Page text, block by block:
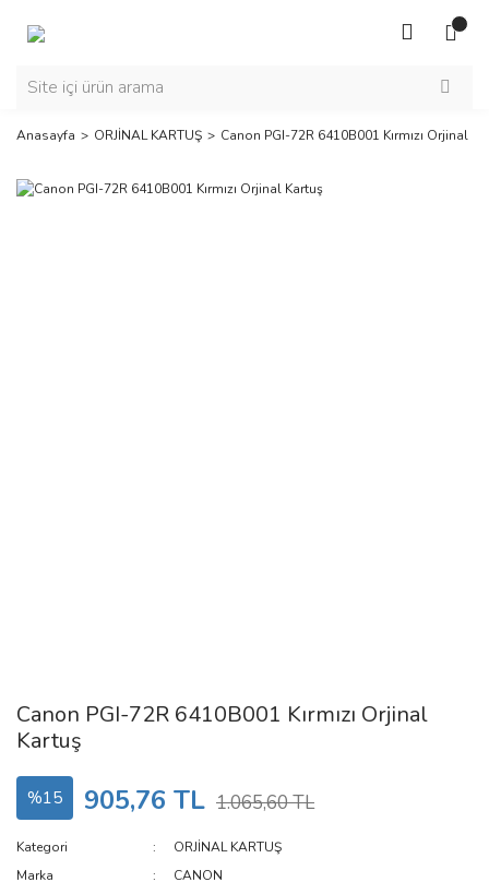
Anasayfa ORJİNAL KARTUŞ Canon PGI-72R 6410B001 Kırmızı Orjinal
Canon PGI-72R 6410B001 Kırmızı Orjinal
Kartuş
%15 905,76 TL 1.065,60 TL
Kategori
ORJİNAL KARTUŞ
Marka
CANON